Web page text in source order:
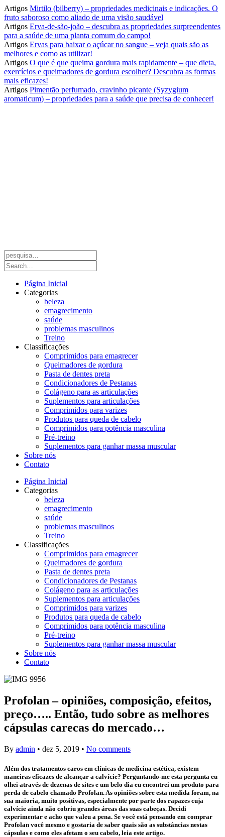
Artigos Mirtilo (bilberry) – propriedades medicinais e indicações. O
fruto saboroso como aliado de uma visão saudável
Artigos Erva-de-são-joão – descubra as propriedades surpreendentes
para a saúde de uma planta comum do campo!
Artigos Ervas para baixar o açúcar no sangue – veja quais são as
melhores e como as utilizar!
Artigos O que é que queima gordura mais rapidamente – que dieta,
exercícios e queimadores de gordura escolher? Descubra as formas
mais eficazes!
Artigos Pimentão perfumado, cravinho picante (Syzygium
aromaticum) – propriedades para a saúde que precisa de conhecer!
Página Inicial
Categorias
beleza
emagrecimento
saúde
problemas masculinos
Treino
Classificações
Comprimidos para emagrecer
Queimadores de gordura
Pasta de dentes preta
Condicionadores de Pestanas
Colágeno para as articulações
Suplementos para articulações
Comprimidos para varizes
Produtos para queda de cabelo
Comprimidos para potência masculina
Pré-treino
Suplementos para ganhar massa muscular
Sobre nós
Contato
Página Inicial
Categorias
beleza
emagrecimento
saúde
problemas masculinos
Treino
Classificações
Comprimidos para emagrecer
Queimadores de gordura
Pasta de dentes preta
Condicionadores de Pestanas
Colágeno para as articulações
Suplementos para articulações
Comprimidos para varizes
Produtos para queda de cabelo
Comprimidos para potência masculina
Pré-treino
Suplementos para ganhar massa muscular
Sobre nós
Contato
Profolan – opiniões, composição, efeitos,
preço….. Então, tudo sobre as melhores
cápsulas carecas do mercado…
By admin • dez 5, 2019 • No comments
Além dos tratamentos caros em clínicas de medicina estética, existem
maneiras eficazes de alcançar a calvície? Perguntando-me esta pergunta eu
olhei através de dezenas de sites e um belo dia eu encontrei um produto para
perda de cabelo chamado Profolan. As opiniões sobre esta medida foram, na
sua maioria, muito positivas, especialmente por parte dos rapazes cuja
calvície ainda não cobriu grandes áreas das suas cabeças. Decidi
experimentar e acho que valeu a pena. Se você está pensando em comprar
Profolan você mesmo e gostaria de saber quais são as substâncias nestas
cápsulas e como eles afetam o seu cabelo, leia este artigo.